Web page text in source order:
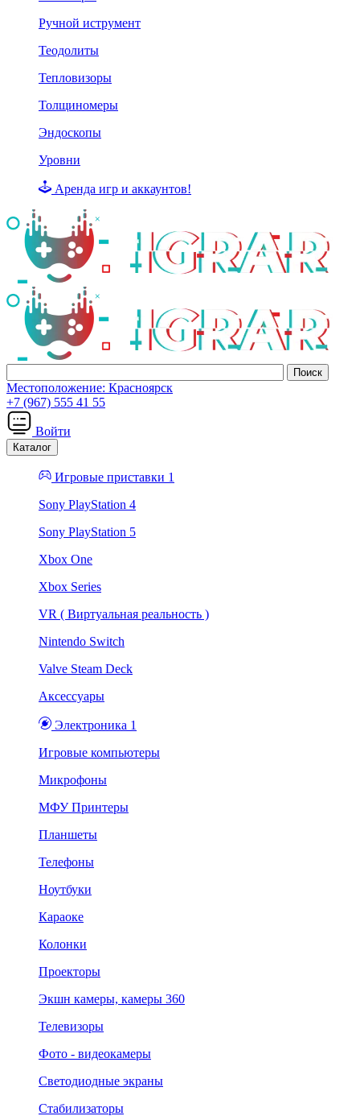
Ручной иструмент
Теодолиты
Тепловизоры
Толщиномеры
Эндоскопы
Уровни
Аренда игр и аккаунтов!
Местоположение: Красноярск
+7 (967) 555 41 55
Войти
Каталог
Игровые приставки 1
Sony PlayStation 4
Sony PlayStation 5
Xbox One
Xbox Series
VR ( Виртуальная реальность )
Nintendo Switch
Valve Steam Deck
Аксессуары
Электроника 1
Игровые компьютеры
Микрофоны
МФУ Принтеры
Планшеты
Телефоны
Ноутбуки
Караоке
Колонки
Проекторы
Экшн камеры, камеры 360
Телевизоры
Фото - видеокамеры
Светодиодные экраны
Стабилизаторы